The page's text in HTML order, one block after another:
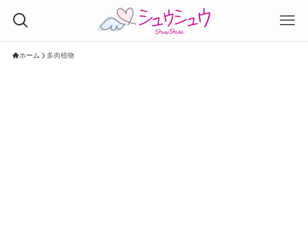
ホーム 多肉植物